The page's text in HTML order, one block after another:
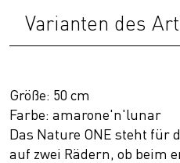
Varianten des
Größe: 50 cm
Farbe: amarone'n'lunar
Das Nature ONE steht für
auf zwei Rädern, ob beim